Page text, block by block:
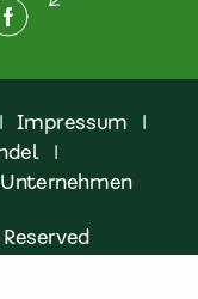
| Impressum
|
|
Unternehmen